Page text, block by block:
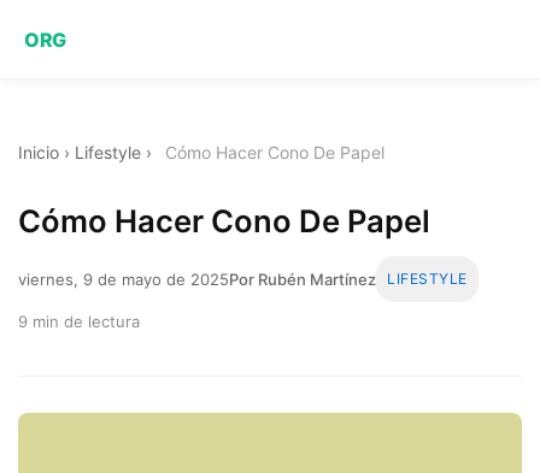
ORG
Inicio › Lifestyle › Cómo Hacer Cono De Papel
Cómo Hacer Cono De Papel
viernes, 9 de mayo de 2025Por Rubén Martínez LIFESTYLE
9 min de lectura